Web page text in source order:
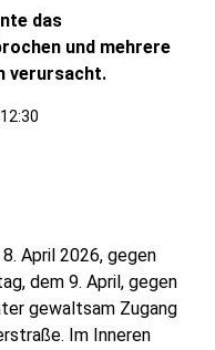
das
und mehrere
verursacht.
April 2026, gegen
dem 9. April, gegen
gewaltsam Zugang
Im Inneren